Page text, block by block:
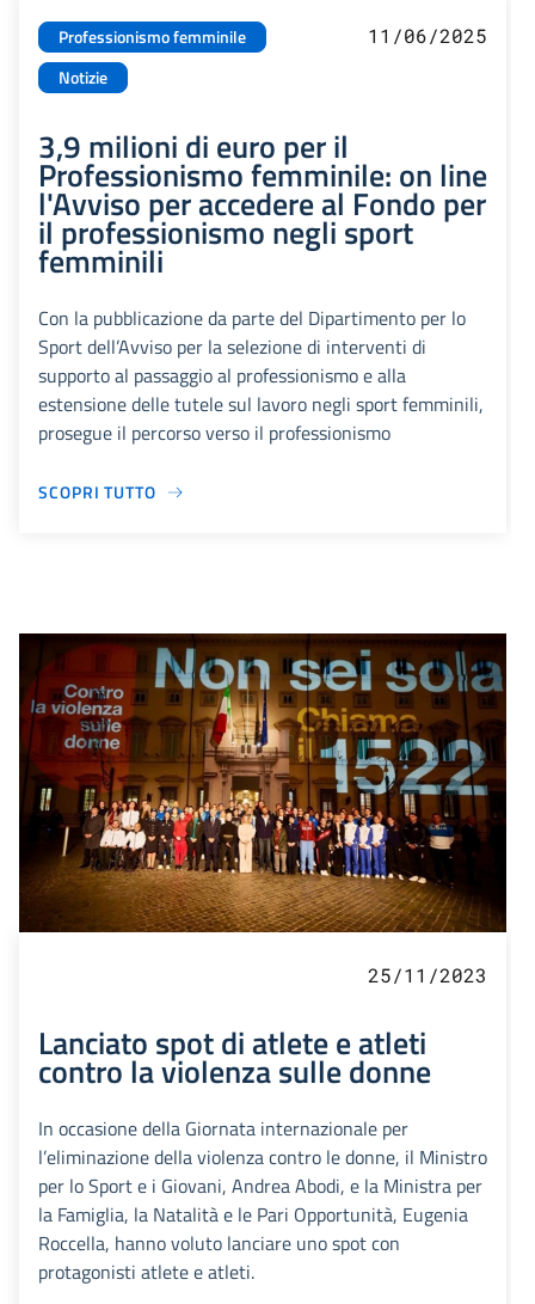
Professionismo femminile
Notizie
11/06/2025
3,9 milioni di euro per il
Professionismo femminile: on line
l'Avviso per accedere al Fondo per
il professionismo negli sport
femminili
Con la pubblicazione da parte del Dipartimento per lo
Sport dell’Avviso per la selezione di interventi di
supporto al passaggio al professionismo e alla
estensione delle tutele sul lavoro negli sport femminili,
prosegue il percorso verso il professionismo
SCOPRI TUTTO
25/11/2023
Lanciato spot di atlete e atleti
contro la violenza sulle donne
In occasione della Giornata internazionale per
l’eliminazione della violenza contro le donne, il Ministro
per lo Sport e i Giovani, Andrea Abodi, e la Ministra per
la Famiglia, la Natalità e le Pari Opportunità, Eugenia
Roccella, hanno voluto lanciare uno spot con
protagonisti atlete e atleti.